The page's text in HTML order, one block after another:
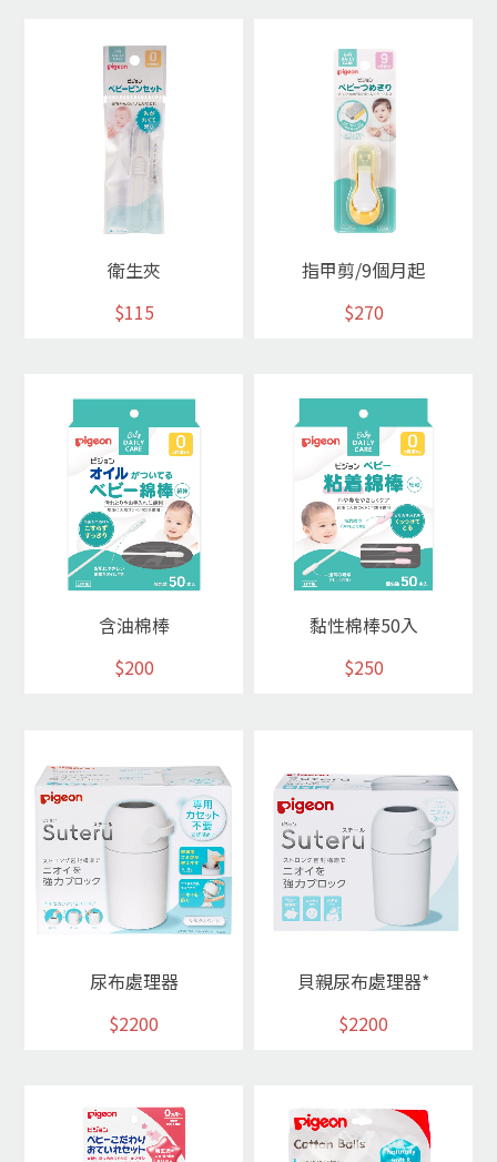
衛生夾
$115
指甲剪/9個月起
$270
含油棉棒
$200
黏性棉棒50入
$250
尿布處理器
$2200
貝親尿布處理器*
$2200